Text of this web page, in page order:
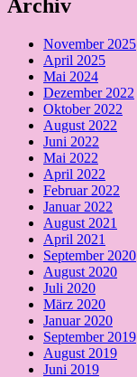
Archiv
November 2025
April 2025
Mai 2024
Dezember 2022
Oktober 2022
August 2022
Juni 2022
Mai 2022
April 2022
Februar 2022
Januar 2022
August 2021
April 2021
September 2020
August 2020
Juli 2020
März 2020
Januar 2020
September 2019
August 2019
Juni 2019